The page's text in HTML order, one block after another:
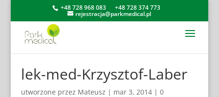
+48 728 968 083 +48 728 374 773
rejestracja@parkmedical.pl
lek-med-Krzysztof-Laber
utworzone przez Mateusz | mar 3, 2014| 0